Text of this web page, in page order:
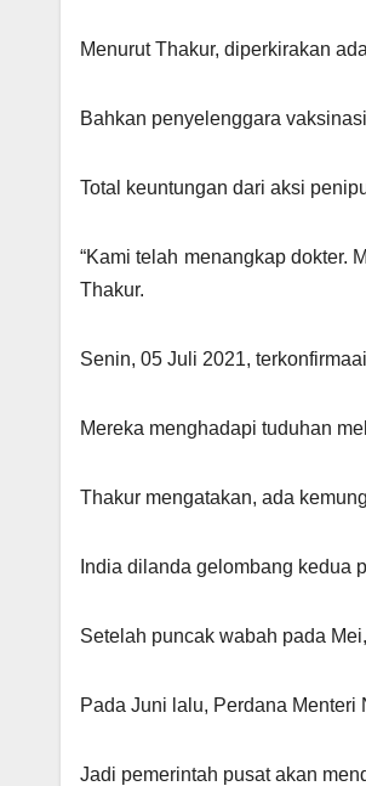
Menurut Thakur, diperkirakan
Bahkan penyelenggara
Total keuntungan dari aksi
“Kami telah menangkap dokter.
Thakur.
Senin, 05 Juli 2021,
Mereka menghadapi tuduhan
Thakur mengatakan, ada
India dilanda gelombang kedua
Setelah puncak wabah pada
Pada Juni lalu, Perdana Menteri
Jadi pemerintah pusat akan